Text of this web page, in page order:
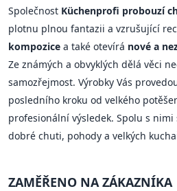
Společnost Küchenprofi probouzí
plotnu plnou fantazii a vzrušující
kompozice a také otevírá nové a
Ze známých a obvyklých dělá věci
samozřejmost. Výrobky Vás
posledního kroku od velkého
profesionální výsledek. Spolu s nimi
dobré chuti, pohody a velkých
ZAMĚŘENO NA ZÁKAZNÍKA